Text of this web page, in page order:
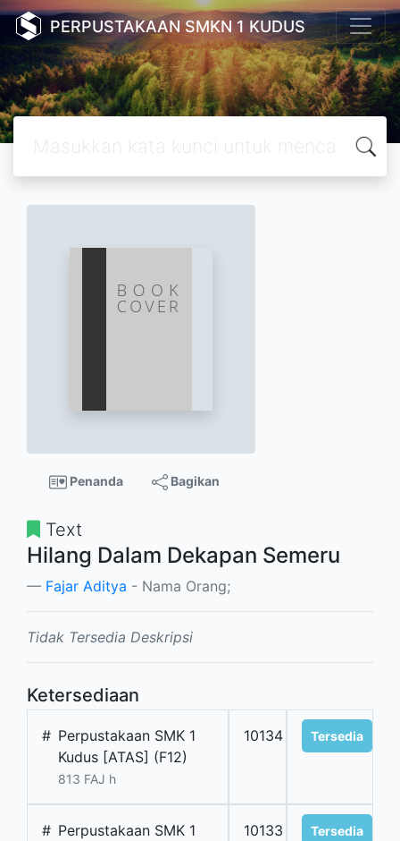
PERPUSTAKAAN SMKN 1 KUDUS
Penanda Bagikan
Text
Hilang Dalam Dekapan Semeru
Fajar Aditya - Nama Orang;
Tidak Tersedia Deskripsi
Ketersediaan
# Perpustakaan SMK 1
Kudus [ATAS] (F12)
813 FAJ h
10134 Tersedia
# Perpustakaan SMK 1
10133 Tersedia